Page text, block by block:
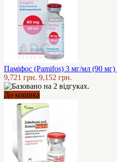
Паміфос (Pamifos) 3 мг/мл (90
9,721 грн. 9,152 грн.
До кошика